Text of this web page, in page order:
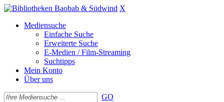
X
Mediensuche
Einfache Suche
Erweiterte Suche
E-Medien / Film-Streaming
Suchtipps
Mein Konto
Über uns
GO